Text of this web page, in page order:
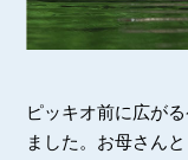
ピッキオ前に広が
ました。お母さん